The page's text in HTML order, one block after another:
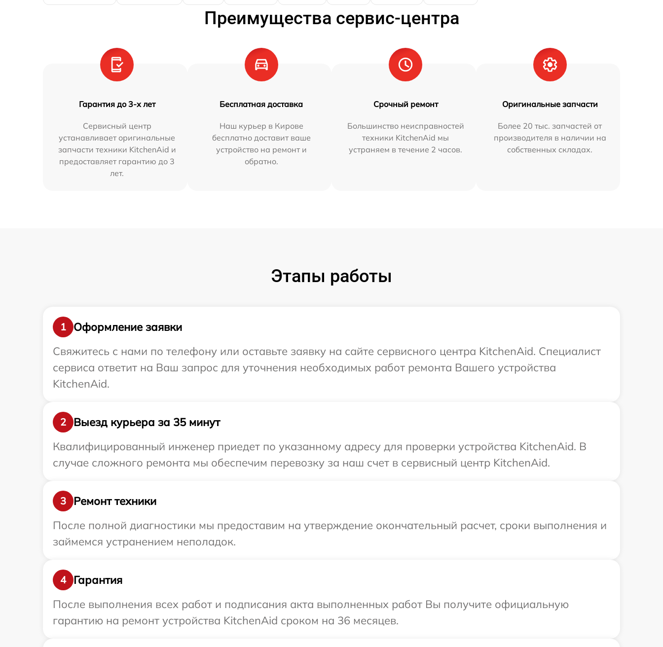
Преимущества сервис-центра
Гарантия до 3-х лет
Сервисный центр
устанавливает оригинальные
запчасти техники KitchenAid и
предоставляет гарантию до 3
лет.
Бесплатная доставка
Наш курьер в Кирове
бесплатно доставит ваше
устройство на ремонт и
обратно.
Срочный ремонт
Большинство неисправностей
техники KitchenAid мы
устраняем в течение 2 часов.
Оригинальные запчасти
Более 20 тыс. запчастей от
производителя в наличии на
собственных складах.
Этапы работы
1
Оформление заявки
Свяжитесь с нами по телефону или оставьте заявку на сайте сервисного центра KitchenAid. Специалист
сервиса ответит на Ваш запрос для уточнения необходимых работ ремонта Вашего устройства
KitchenAid.
2
Выезд курьера за 35 минут
Квалифицированный инженер приедет по указанному адресу для проверки устройства KitchenAid. В
случае сложного ремонта мы обеспечим перевозку за наш счет в сервисный центр KitchenAid.
3
Ремонт техники
После полной диагностики мы предоставим на утверждение окончательный расчет, сроки выполнения и
займемся устранением неполадок.
4
Гарантия
После выполнения всех работ и подписания акта выполненных работ Вы получите официальную
гарантию на ремонт устройства KitchenAid сроком на 36 месяцев.